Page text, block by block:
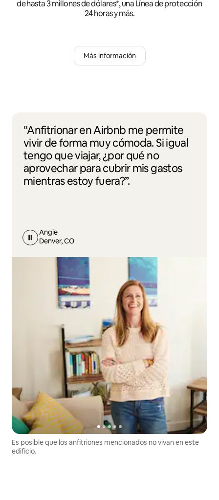
de hasta 3 millones de dólares*, una Línea de protección
24 horas y más.
Más información
“Anfitrionar en Airbnb me permite
vivir de forma muy cómoda. Si igual
tengo que viajar, ¿por qué no
aprovechar para cubrir mis gastos
mientras estoy fuera?”.
Angie
Denver, CO
Es posible que los anfitriones mencionados no vivan en este
edificio.